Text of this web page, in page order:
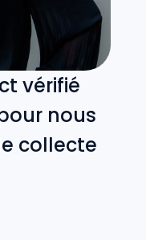
vérifié
nous
collecte